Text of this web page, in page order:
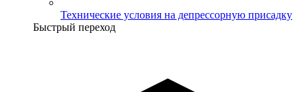
Технические условия на депрессорную присадку
Быстрый переход